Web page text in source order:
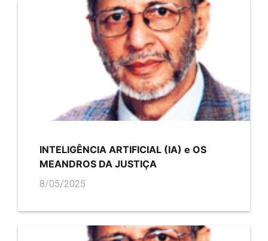
INTELIGÊNCIA ARTIFICIAL (IA) e OS
MEANDROS DA JUSTIÇA
8/05/2025